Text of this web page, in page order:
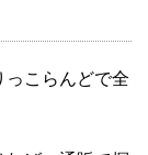
っこらんどで全